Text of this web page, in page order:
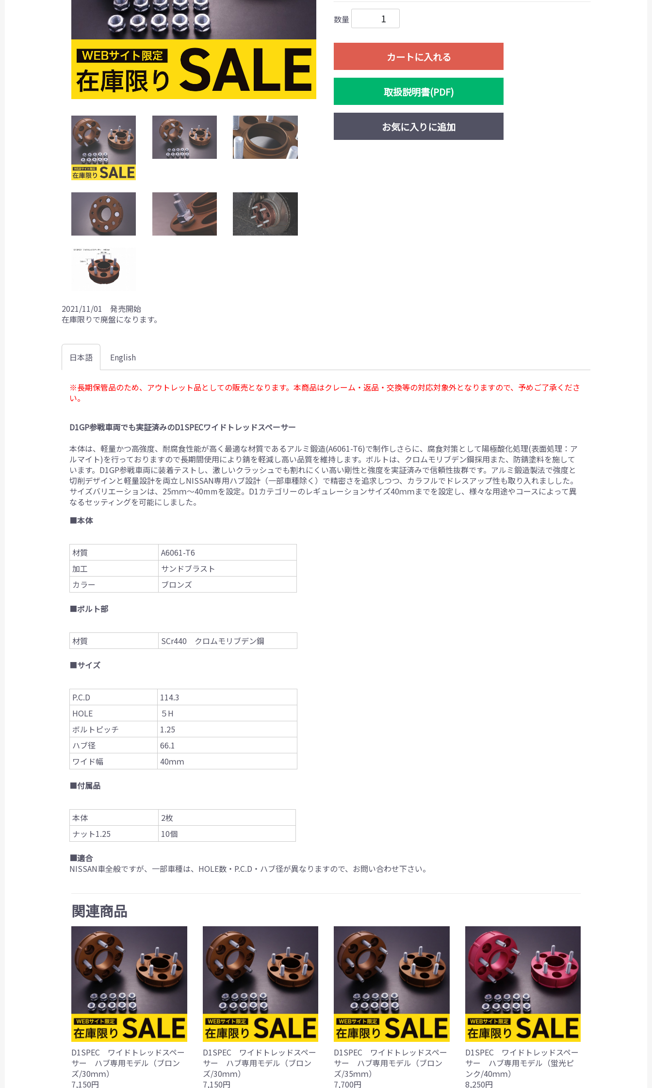
2021/11/01 発売開始
在庫限りで廃盤になります。
数量
カートに入れる
取扱説明書(PDF)
お気に入りに追加
日本語 English
※長期保管品のため、アウトレット品としての販売となります。本商品はクレーム・返品・交換等の対応対象外となりますので、予めご了承くださ
い。
D1GP参戦車両でも実証済みのD1SPECワイドトレッドスペーサー
本体は、軽量かつ高強度、耐腐食性能が高く最適な材質であるアルミ鍛造(A6061-T6)で制作しさらに、腐食対策として陽極酸化処理(表面処理：ア
ルマイト)を行っておりますので長期間使用により錆を軽減し高い品質を維持します。ボルトは、クロムモリブデン鋼採用また、防錆塗料を施して
います。D1GP参戦車両に装着テストし、激しいクラッシュでも割れにくい高い剛性と強度を実証済みで信頼性抜群です。アルミ鍛造製法で強度と
切削デザインと軽量設計を両立しNISSAN専用ハブ設計（一部車種除く）で精密さを追求しつつ、カラフルでドレスアップ性も取り入れましした。
サイズバリエーションは、25ｍｍ～40mmを設定。D1カテゴリーのレギュレーションサイズ40ｍｍまでを設定し、様々な用途やコースによって異
なるセッティングを可能にしました。
■本体
材質
A6061-T6
加工
サンドブラスト
カラー
ブロンズ
■ボルト部
材質 SCr440 クロムモリブデン鋼
■サイズ
P.C.D
114.3
HOLE
５H
ボルトピッチ
1.25
ハブ径
66.1
ワイド幅
40ｍｍ
■付属品
本体
2枚
ナット1.25
10個
■適合
NISSAN車全般ですが、一部車種は、HOLE数・P.C.D・ハブ径が異なりますので、お問い合わせ下さい。
関連商品
D1SPEC ワイドトレッドスペー
サー ハブ専用モデル（ブロン
ズ/30ｍｍ）
7,150円
D1SPEC ワイドトレッドスペー
サー ハブ専用モデル（ブロン
ズ/30ｍｍ）
7,150円
D1SPEC ワイドトレッドスペー
サー ハブ専用モデル（ブロン
ズ/35ｍｍ）
7,700円
D1SPEC ワイドトレッドスペー
サー ハブ専用モデル（蛍光ピ
ンク/40ｍｍ）
8,250円